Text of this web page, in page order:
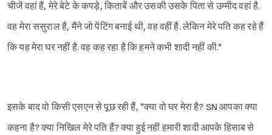
चीजें वहां हैं, मेरे बेटे के कपड़े, किताबें और उसकी उसके पिता से उम्मीद वहां है.
वह मेरा ससुराल है, मैंने जो पेंटिंग बनाई थी, वह वहीं है. लेकिन मेरे पति कह रहे हैं
कि यह मेरा घर नहीं है. वह कह रहा है कि हमने कभी शादी नहीं की."
इसके बाद वो किसी एसएन से पूछ रही हैं, "क्या वो घर मेरा है? SN आपका क्या
कहना है? क्या निखिल मेरे पति हैं? क्या हुई नहीं हमारी शादी आपके हिसाब से